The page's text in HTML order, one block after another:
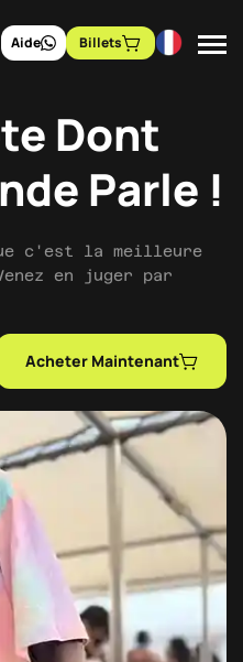
Aide Billets
Dont
Parle !
c'est la meilleure
en juger par
Acheter Maintenant